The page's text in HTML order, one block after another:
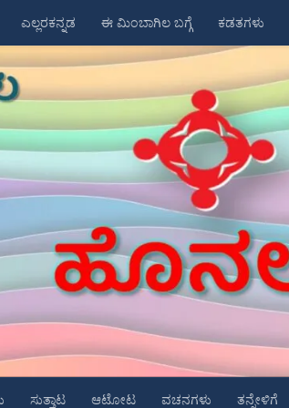
ಎಲ್ಲರಕನ್ನಡ ಈ ಮಿಂಬಾಗಿಲ ಬಗ್ಗೆ ಕಡತಗಳು
ಸುತ್ತಾಟ ಆಟೋಟ ವಚನಗಳು ತನ್ನೇಳಿಗೆ